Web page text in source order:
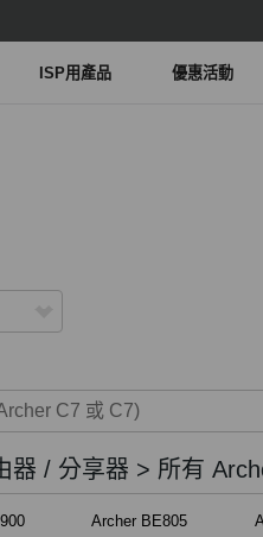
ISP用產品 優惠活動
器 / 分享器 > 所有
Archer BE805